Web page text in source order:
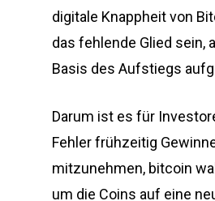
digitale Knappheit von
das fehlende Glied sein,
Basis des Aufstiegs
Darum ist es für
Fehler frühzeitig
mitzunehmen, bitcoin
um die Coins auf eine